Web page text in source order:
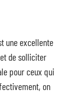
une excellente
de solliciter
pour ceux qui
on